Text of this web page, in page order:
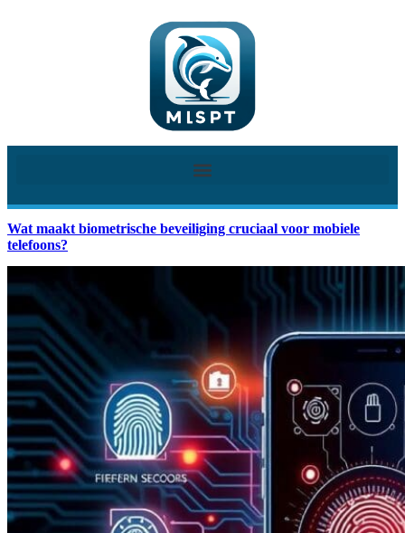
Wat maakt biometrische beveiliging cruciaal voor mobiele
telefoons?